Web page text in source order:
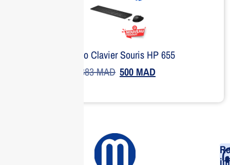
Combo Clavier Souris HP 655
683MAD 500 MAD